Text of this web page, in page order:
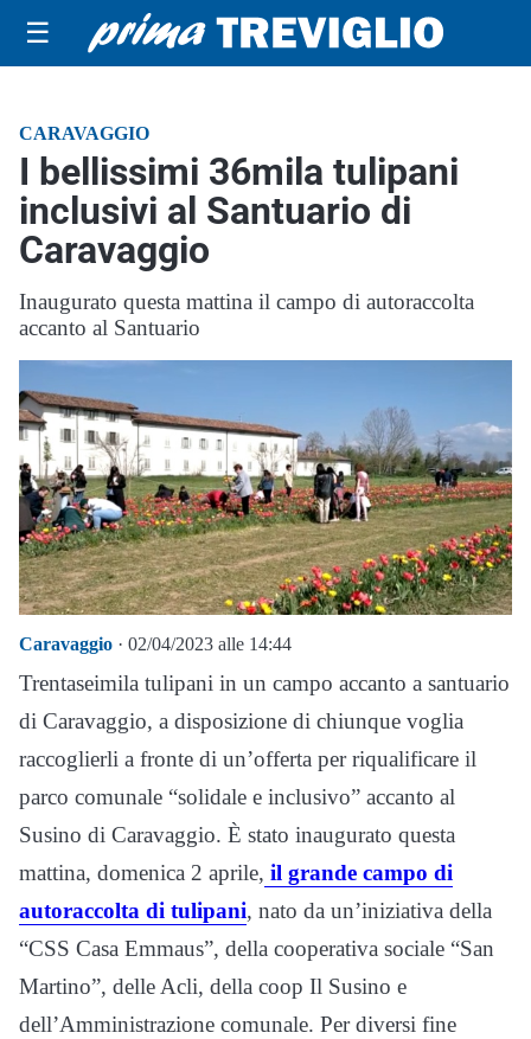
☰
CARAVAGGIO
I bellissimi 36mila tulipani
inclusivi al Santuario di
Caravaggio
Inaugurato questa mattina il campo di autoraccolta
accanto al Santuario
Caravaggio · 02/04/2023 alle 14:44
Trentaseimila tulipani in un campo accanto a santuario
di Caravaggio, a disposizione di chiunque voglia
raccoglierli a fronte di un’offerta per riqualificare il
parco comunale “solidale e inclusivo” accanto al
Susino di Caravaggio. È stato inaugurato questa
mattina, domenica 2 aprile, il grande campo di
autoraccolta di tulipani, nato da un’iniziativa della
“CSS Casa Emmaus”, della cooperativa sociale “San
Martino”, delle Acli, della coop Il Susino e
dell’Amministrazione comunale. Per diversi fine